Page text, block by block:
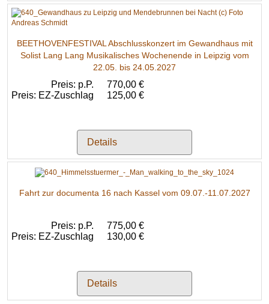
BEETHOVENFESTIVAL Abschlusskonzert im Gewandhaus mit
Solist Lang Lang Musikalisches Wochenende in Leipzig vom
22.05. bis 24.05.2027
Preis: p.P.
770,00 €
Preis: EZ-Zuschlag
125,00 €
Details
Fahrt zur documenta 16 nach Kassel vom 09.07.-11.07.2027
Preis: p.P.
775,00 €
Preis: EZ-Zuschlag
130,00 €
Details